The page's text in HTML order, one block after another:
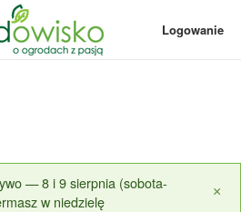
Logowanie
— 8 i 9 sierpnia (sobota-
w niedzielę
×